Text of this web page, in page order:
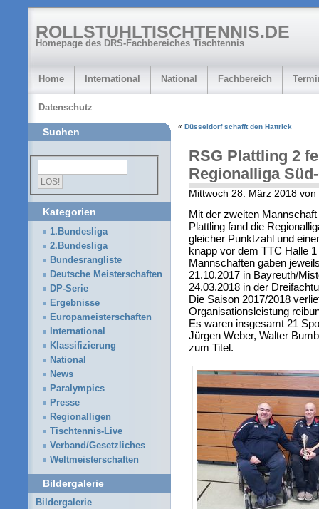
ROLLSTUHLTISCHTENNIS.DE
Homepage des DRS-Fachbereiches Tischtennis
Home International National Fachbereich
Datenschutz
« Düsseldorf schafft den Hattrick
RSG Plattling 2
Regionalliga
Mittwoch 28. März 2018
Mit der zweiten
Plattling fand die
gleicher Punktzahl und
knapp vor dem TTC Halle
Mannschaften gaben
21.10.2017 in Bayreuth/
24.03.2018 in der
Die Saison 2017/2018
Organisationsleistung
Es waren insgesamt 21
Jürgen Weber, Walter
zum Titel.
Suchen
Kategorien
1.Bundesliga
2.Bundesliga
Bundesrangliste
Deutsche Meisterschaften
DP-Serie
Ergebnisse
Europameisterschaften
International
Klassifizierung
National
News
Paralympics
Presse
Regionalligen
Tischtennis-Live
Verband/Gesetzliches
Weltmeisterschaften
Bildergalerie
Bildergalerie